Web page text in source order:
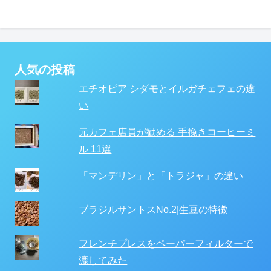
人気の投稿
エチオピア シダモとイルガチェフェの違
い
元カフェ店員が勧める 手挽きコーヒーミ
ル 11選
「マンデリン」と「トラジャ」の違い
ブラジルサントスNo.2|生豆の特徴
フレンチプレスをペーパーフィルターで
漉してみた